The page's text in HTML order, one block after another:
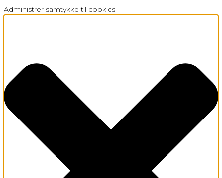
Administrer samtykke til cookies